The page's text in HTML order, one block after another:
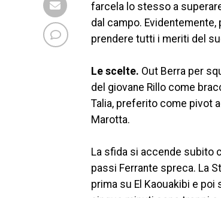
farcela lo stesso a
dal campo.
prendere tutti i meriti del
Le scelte. Out Berra per
del giovane Rillo come
Talia, preferito come pivot
Marotta.
La sfida si accende subito
passi Ferrante spreca. La
prima su El Kaouakibi e